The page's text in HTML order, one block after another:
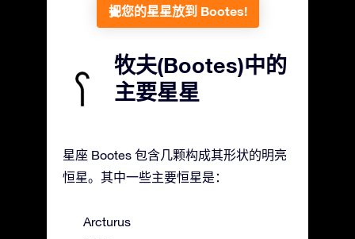
把您的星星放到 Bootes!
牧夫(Bootes)中的
主要星星
星座 Bootes 包含几颗构成其形状的明亮
恒星。其中一些主要恒星是：
Arcturus